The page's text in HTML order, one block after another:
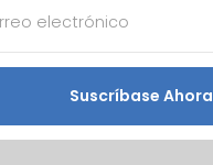
Suscríbase Ahora